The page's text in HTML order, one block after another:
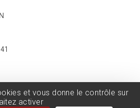
et vous donne le contrôle sur
activer